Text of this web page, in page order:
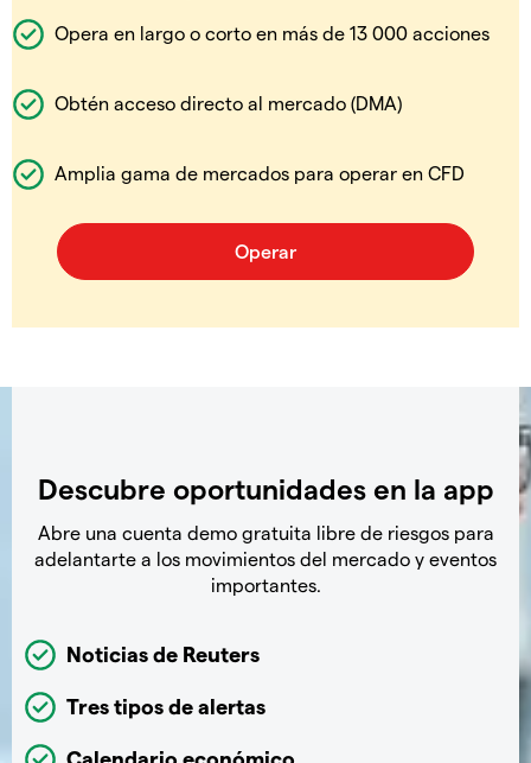
Opera en largo o corto en más de 13 000 acciones
Obtén acceso directo al mercado (DMA)
Amplia gama de mercados para operar en CFD
Descubre oportunidades en la app
Abre una cuenta demo gratuita libre de riesgos para
adelantarte a los movimientos del mercado y eventos
importantes.
Noticias de Reuters
Tres tipos de alertas
Calendario económico